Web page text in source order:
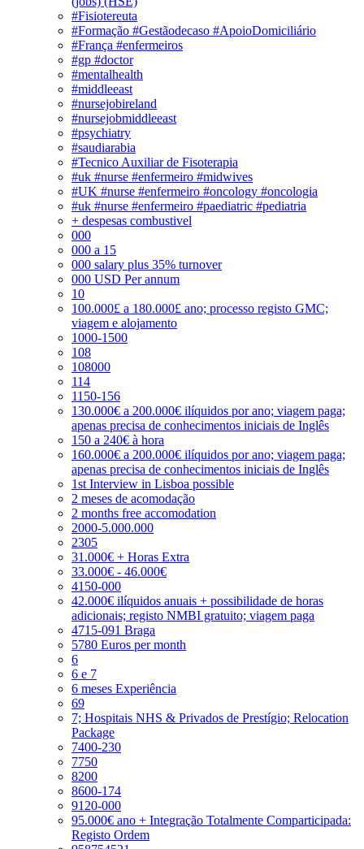
#Fisiotereuta
#Formação #Gestãodecaso #ApoioDomiciliário
#França #enfermeiros
#gp #doctor
#mentalhealth
#middleeast
#nursejobireland
#nursejobmiddleeast
#psychiatry
#saudiarabia
#Tecnico Auxiliar de Fisoterapia
#uk #nurse #enfermeiro #midwives
#UK #nurse #enfermeiro #oncology #oncologia
#uk #nurse #enfermeiro #paediatric #pediatria
+ despesas combustivel
000
000 a 15
000 salary plus 35% turnover
000 USD Per annum
10
100.000£ a 180.000£ ano; processo registo GMC;
viagem e alojamento
1000-1500
108
108000
114
1150-156
130.000€ a 200.000€ ilíquidos por ano; viagem paga;
apenas precisa de conhecimentos iniciais de Inglês
150 a 240€ à hora
160.000€ a 200.000€ ilíquidos por ano; viagem paga;
apenas precisa de conhecimentos iniciais de Inglês
1st Interview in Lisboa possible
2 meses de acomodação
2 months free accomodation
2000-5.000.000
2305
31.000€ + Horas Extra
33.000€ - 46.000€
4150-000
42.000€ ilíquidos anuais + possibilidade de horas
adicionais; registo NMBI gratuito; viagem paga
4715-091 Braga
5780 Euros per month
6
6 e 7
6 meses Experiência
69
7; Hospitais NHS & Privados de Prestígio; Relocation
Package
7400-230
7750
8200
8600-174
9120-000
95.000€ ano + Integração Totalmente Comparticipada:
Registo Ordem